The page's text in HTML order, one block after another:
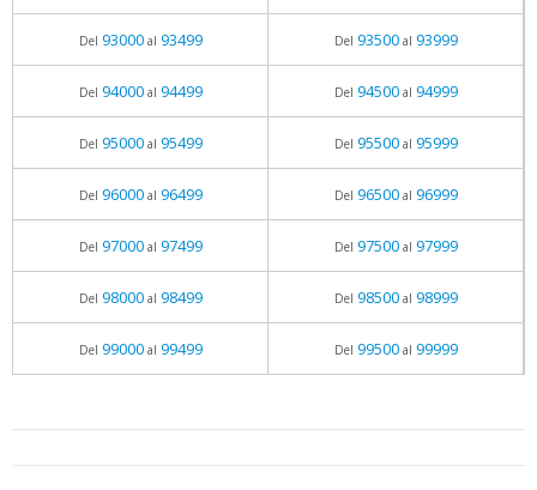
Del 93000al 93499 Del 93500al 93999
Del 94000al 94499 Del 94500al 94999
Del 95000al 95499 Del 95500al 95999
Del 96000al 96499 Del 96500al 96999
Del 97000al 97499 Del 97500al 97999
Del 98000al 98499 Del 98500al 98999
Del 99000al 99499 Del 99500al 99999